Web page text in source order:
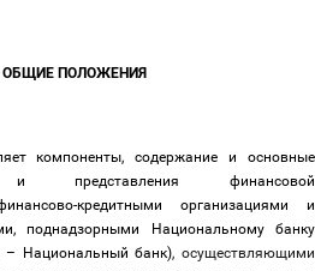
ОБЩИЕ ПОЛОЖЕНИЯ
компоненты, содержание и основные
представления финансовой
кредитными организациями и
поднадзорными Национальному банку
– Национальный банк), осуществляющими